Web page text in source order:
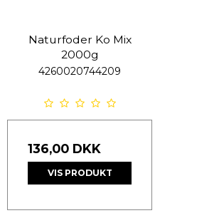
Naturfoder Ko Mix
2000g
4260020744209
136,00 DKK
VIS PRODUKT